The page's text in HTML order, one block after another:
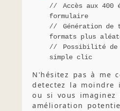
Accès aux 400
formulaire
Génération de
formats plus
Possibilité de
simple clic
N'hésitez pas à me
detectez la moindre
ou si vous imaginez
amélioration